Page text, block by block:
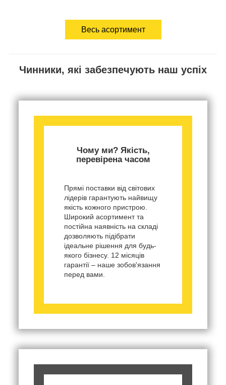
Весь асортимент
Чинники, які забезпечують наш успіх
Чому ми? Якість,
перевірена часом
Прямі поставки від світових
лідерів гарантують найвищу
якість кожного пристрою.
Широкий асортимент та
постійна наявність на складі
дозволяють підібрати
ідеальне рішення для будь-
якого бізнесу. 12 місяців
гарантії – наше зобов'язання
перед вами.